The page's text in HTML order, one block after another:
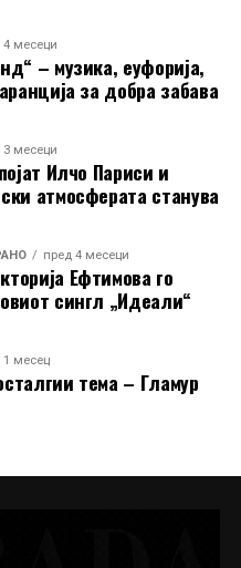
порака до своите
сите да се
што ми ја
стигнав до 4700
и благодарност ја
Во време кога
без вредност,
Костадинова
македонската
уште имаат иднина.
4 месеци
– музика, еуфорија,
за добра забава
3 месеци
Илчо Париси и
атмосферата станува
пред 4 месеци
Ефтимова го
сингл „Идеали“
1 месец
тема – Гламур